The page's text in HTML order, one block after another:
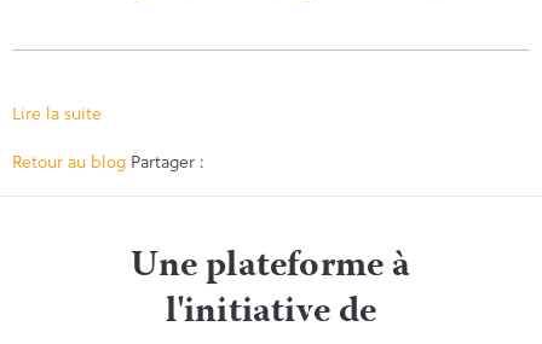
Lire la suite
Retour au blog Partager :
Une plateforme à
l'initiative de